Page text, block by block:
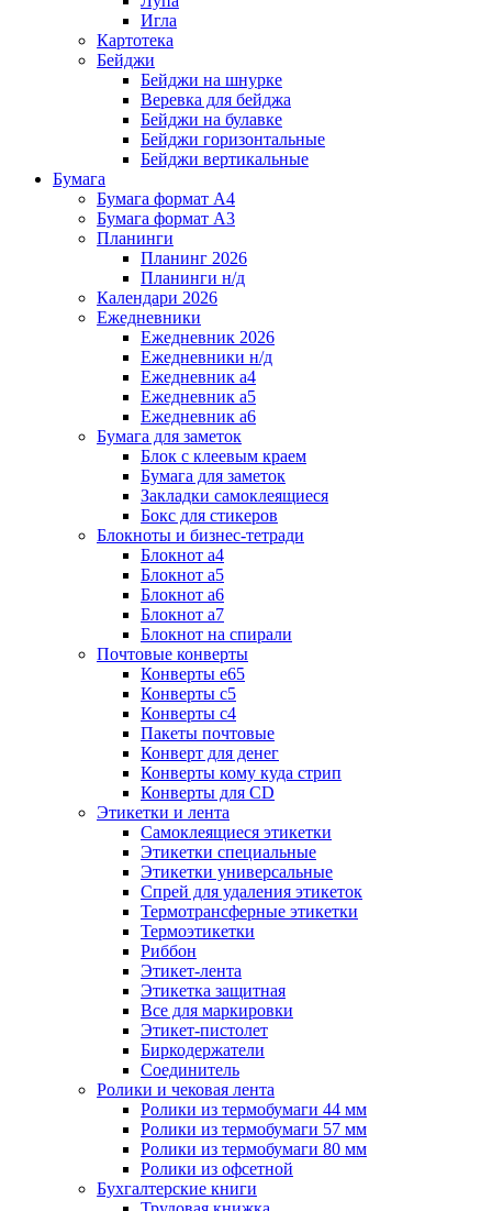
Игла
Картотека
Бейджи
Бейджи на шнурке
Веревка для бейджа
Бейджи на булавке
Бейджи горизонтальные
Бейджи вертикальные
Бумага
Бумага формат А4
Бумага формат А3
Планинги
Планинг 2026
Планинги н/д
Календари 2026
Ежедневники
Ежедневник 2026
Ежедневники н/д
Ежедневник а4
Ежедневник а5
Ежедневник а6
Бумага для заметок
Блок с клеевым краем
Бумага для заметок
Закладки самоклеящиеся
Бокс для стикеров
Блокноты и бизнес-тетради
Блокнот а4
Блокнот а5
Блокнот а6
Блокнот а7
Блокнот на спирали
Почтовые конверты
Конверты е65
Конверты с5
Конверты с4
Пакеты почтовые
Конверт для денег
Конверты кому куда стрип
Конверты для CD
Этикетки и лента
Самоклеящиеся этикетки
Этикетки специальные
Этикетки универсальные
Спрей для удаления этикеток
Термотрансферные этикетки
Термоэтикетки
Риббон
Этикет-лента
Этикетка защитная
Все для маркировки
Этикет-пистолет
Биркодержатели
Соединитель
Ролики и чековая лента
Ролики из термобумаги 44 мм
Ролики из термобумаги 57 мм
Ролики из термобумаги 80 мм
Ролики из офсетной
Бухгалтерские книги